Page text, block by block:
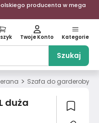
producenta w mega
Szukaj
Twoje Konto Kategorie
> Szafa do garderoby
duża